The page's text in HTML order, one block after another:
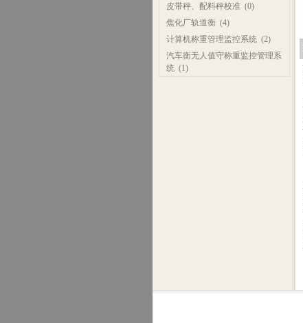
皮带秤、配料秤校准(0)
焦化厂轨道衡(4)
计算机称重管理监控系统(2)
汽车衡无人值守称重监控管理系
统(1)